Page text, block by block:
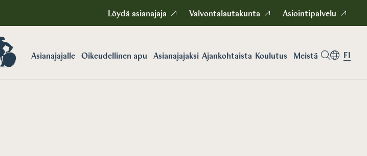
Löydä asianajaja Valvontalautakunta Asiointipalvelu
Asianajajalle Oikeudellinen apu Asianajajaksi Ajankohtaista Koulutus Meistä FI